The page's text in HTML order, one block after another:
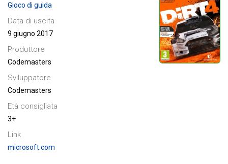
Gioco di guida
Data di uscita
9 giugno 2017
Produttore
Codemasters
Sviluppatore
Codemasters
Età consigliata
3+
Link
microsoft.com